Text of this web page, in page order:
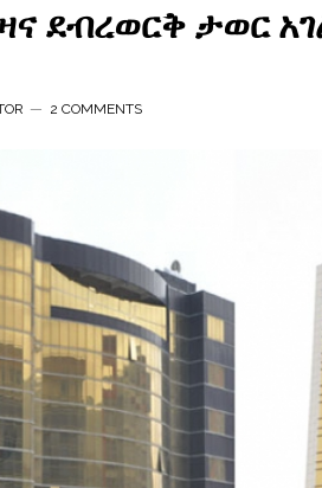
ደብረወርቅ ታወር
2 COMMENTS